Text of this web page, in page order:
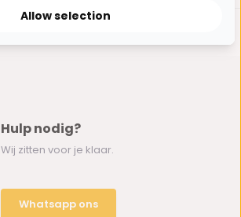
Hulp nodig?
Wij zitten voor je klaar.
Whatsapp ons
Allow selection